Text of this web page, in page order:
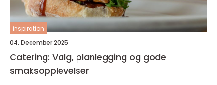
inspiration
04. December 2025
Catering: Valg, planlegging og gode
smaksopplevelser